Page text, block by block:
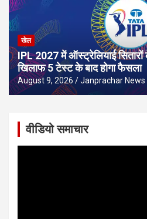
खेल
IPL 2027 में ऑस्ट्रेलियाई
खिलाफ 5 टेस्ट के बाद होगा फैसला
August 9, 2026 Janprachar News
वीडियो समाचार